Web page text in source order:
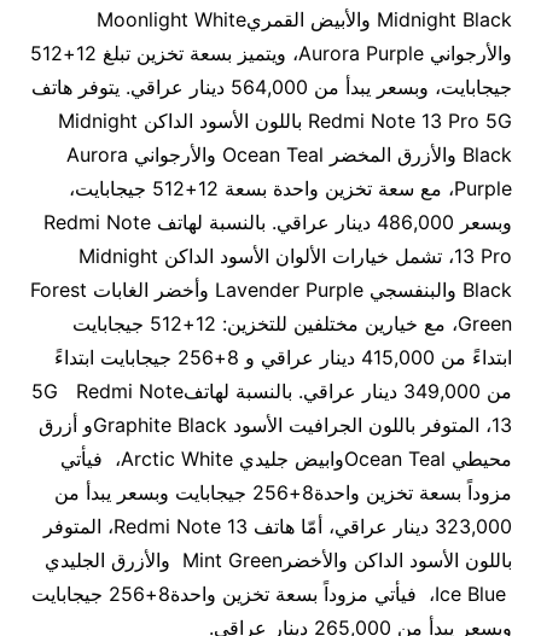
Midnight Black والأبيض القمريMoonlight White
والأرجواني Aurora Purple، ويتميز بسعة تخزين تبلغ 12+512
جيجابايت، وبسعر يبدأ من 564,000 دينار عراقي. يتوفر هاتف
Redmi Note 13 Pro 5G باللون الأسود الداكن Midnight
Black والأزرق المخضر Ocean Teal والأرجواني Aurora
Purple، مع سعة تخزين واحدة بسعة 12+512 جيجابايت،
وبسعر 486,000 دينار عراقي. بالنسبة لهاتف Redmi Note
13 Pro، تشمل خيارات الألوان الأسود الداكن Midnight
Black والبنفسجي Lavender Purple وأخضر الغابات Forest
Green، مع خيارين مختلفين للتخزين: 12+512 جيجابايت
ابتداءً من 415,000 دينار عراقي و 8+256 جيجابايت ابتداءً
من 349,000 دينار عراقي. بالنسبة لهاتف5G Redmi Note
13، المتوفر باللون الجرافيت الأسود Graphite Blackو أزرق
محيطي Ocean Tealوابيض جليدي Arctic White، فيأتي
مزوداً بسعة تخزين واحدة8+256 جيجابايت وبسعر يبدأ من
323,000 دينار عراقي، أمّا هاتف Redmi Note 13، المتوفر
باللون الأسود الداكن والأخضرMint Green والأزرق الجليدي
Ice Blue، فيأتي مزوداً بسعة تخزين واحدة8+256 جيجابايت
وبسعر يبدأ من 265,000 دينار عراقي.